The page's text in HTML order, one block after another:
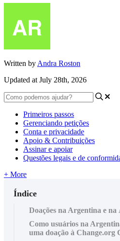
Written by Andra Roston
Updated at July 28th, 2026
Primeiros passos
Gerenciando petições
Conta e privacidade
Apoio & Contribuições
Assinar e apoiar
Questões legais e de
+ More
Índice
Doações na Argentina e
Como usuários na
uma doação à Change.org